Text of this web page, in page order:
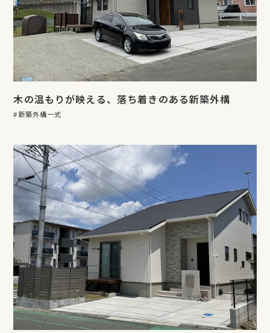
木の温もりが映える、落ち着きのある新築外構
新築外構一式